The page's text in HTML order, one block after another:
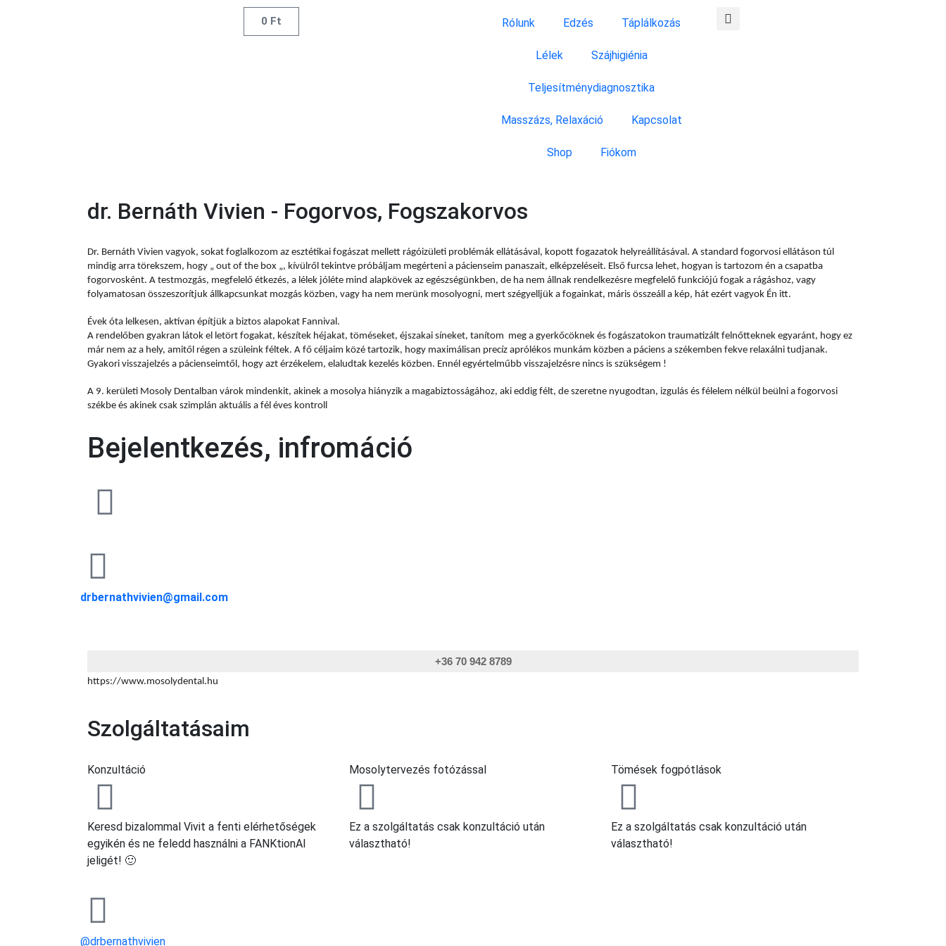
0 Ft Rólunk Edzés Táplálkozás
Lélek Szájhigiénia
Teljesítménydiagnosztika
Masszázs, Relaxáció Kapcsolat
Shop Fiókom
dr. Bernáth Vivien - Fogorvos, Fogszakorvos
Dr. Bernáth Vivien vagyok, sokat foglalkozom az esztétikai fogászat mellett rágóizületi problémák ellátásával, kopott fogazatok helyreállításával. A standard fogorvosi ellátáson túl
mindig arra törekszem, hogy „ out of the box „, kívülről tekintve próbáljam megérteni a pácienseim panaszait, elképzeléseit. Első furcsa lehet, hogyan is tartozom én a csapatba
fogorvosként. A testmozgás, megfelelő étkezés, a lélek jóléte mind alapkövek az egészségünkben, de ha nem állnak rendelkezésre megfelelő funkciójú fogak a rágáshoz, vagy
folyamatosan összeszorítjuk állkapcsunkat mozgás közben, vagy ha nem merünk mosolyogni, mert szégyelljük a fogainkat, máris összeáll a kép, hát ezért vagyok Én itt.
Évek óta lelkesen, aktívan építjük a biztos alapokat Fannival.
A rendelőben gyakran látok el letört fogakat, készítek héjakat, töméseket, éjszakai síneket, tanítom meg a gyerkőcöknek és fogászatokon traumatizált felnőtteknek egyaránt, hogy ez
már nem az a hely, amitől régen a szüleink féltek. A fő céljaim közé tartozik, hogy maximálisan precíz aprólékos munkám közben a páciens a székemben fekve relaxálni tudjanak.
Gyakori visszajelzés a pácienseimtől, hogy azt érzékelem, elaludtak kezelés közben. Ennél egyértelműbb visszajelzésre nincs is szükségem !
A 9. kerületi Mosoly Dentalban várok mindenkit, akinek a mosolya hiányzik a magabiztosságához, aki eddig félt, de szeretne nyugodtan, izgulás és félelem nélkül beülni a fogorvosi
székbe és akinek csak szimplán aktuális a fél éves kontroll
Bejelentkezés, infromáció
drbernathvivien@gmail.com
+36 70 942 8789
https://www.mosolydental.hu
Szolgáltatásaim
Konzultáció
Keresd bizalommal Vivit a fenti elérhetőségek
egyikén és ne feledd használni a FANKtionAl
jeligét! 🙂
Mosolytervezés fotózással
Ez a szolgáltatás csak konzultáció után
választható!
Tömések fogpótlások
Ez a szolgáltatás csak konzultáció után
választható!
@drbernathvivien